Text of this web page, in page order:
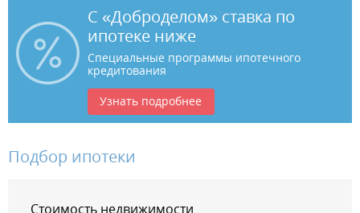
С «Доброделом» ставка по
ипотеке ниже
Специальные программы ипотечного
кредитования
Узнать подробнее
Подбор ипотеки
Стоимость недвижимости